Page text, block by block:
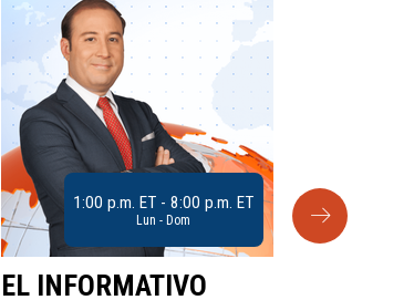
1:00 p.m. ET - 8:00 p.m. ET
Lun - Dom
EL INFORMATIVO